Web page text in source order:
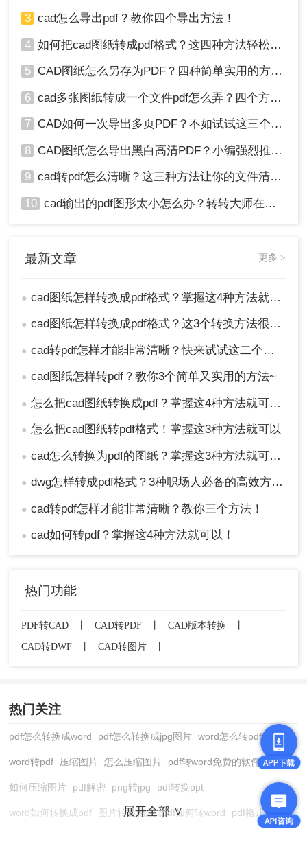
第四种方法：打印设置法
1、还有一个方法是通过打印设置来完成PDF的转换，方法很
2、接着可以直接预览打印的文件，这时候它就变成PDF格式
了，你只需将其另存为在电脑即可，是不是很简单？
以上就是cad图纸怎样转换成pdf格式的四种转换方
法，是不是都挺简单的，需要的小伙伴赶紧试一试
3 cad怎么导出pdf？教你四个导出方法！
4 如何把cad图纸转成pdf格式？这四种方法轻松转换！
5 CAD图纸怎么另存为PDF？四种简单实用的方法推荐
6 cad多张图纸转成一个文件pdf怎么弄？四个方法帮你搞定！
7 CAD如何一次导出多页PDF？不如试试这三个方法！
8 CAD图纸怎么导出黑白高清PDF？小编强烈推荐这三种方法！
9 cad转pdf怎么清晰？这三种方法让你的文件清晰无比！
10 cad输出的pdf图形太小怎么办？转转大师在线搞定
最新文章 更多 >
● cad图纸怎样转换成pdf格式？掌握这4种方法就可以！
● cad图纸怎样转换成pdf格式？这3个转换方法很简单！
● cad转pdf怎样才能非常清晰？快来试试这二个方法出高清图纸！
● cad图纸怎样转pdf？教你3个简单又实用的方法~
● 怎么把cad图纸转换成pdf？掌握这4种方法就可以！
● 怎么把cad图纸转pdf格式！掌握这3种方法就可以
● cad怎么转换为pdf的图纸？掌握这3种方法就可以！
● dwg怎样转成pdf格式？3种职场人必备的高效方法，最后一招绝了！
● cad转pdf怎样才能非常清晰？教你三个方法！
● cad如何转pdf？掌握这4种方法就可以！
热门功能
PDF转CAD CAD转PDF CAD版本转换
CAD转DWF
CAD转图片
热门关注
pdf怎么转换成word pdf怎么转换成jpg图片 word怎么转pdf
word转pdf 压缩图片 怎么压缩图片 pdf转word免费的软件
如何压缩图片 pdf解密 png转jpg pdf转换ppt
word如何转换成pdf 图片转换格式 pdf如何转word pdf格式转换
展开全部 ∨